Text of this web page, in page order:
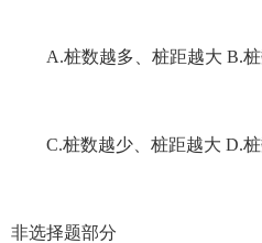
A.桩数越多、桩距越大 B.桩
C.桩数越少、桩距越大 D.桩
非选择题部分